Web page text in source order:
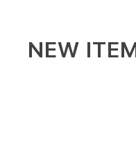
NEW